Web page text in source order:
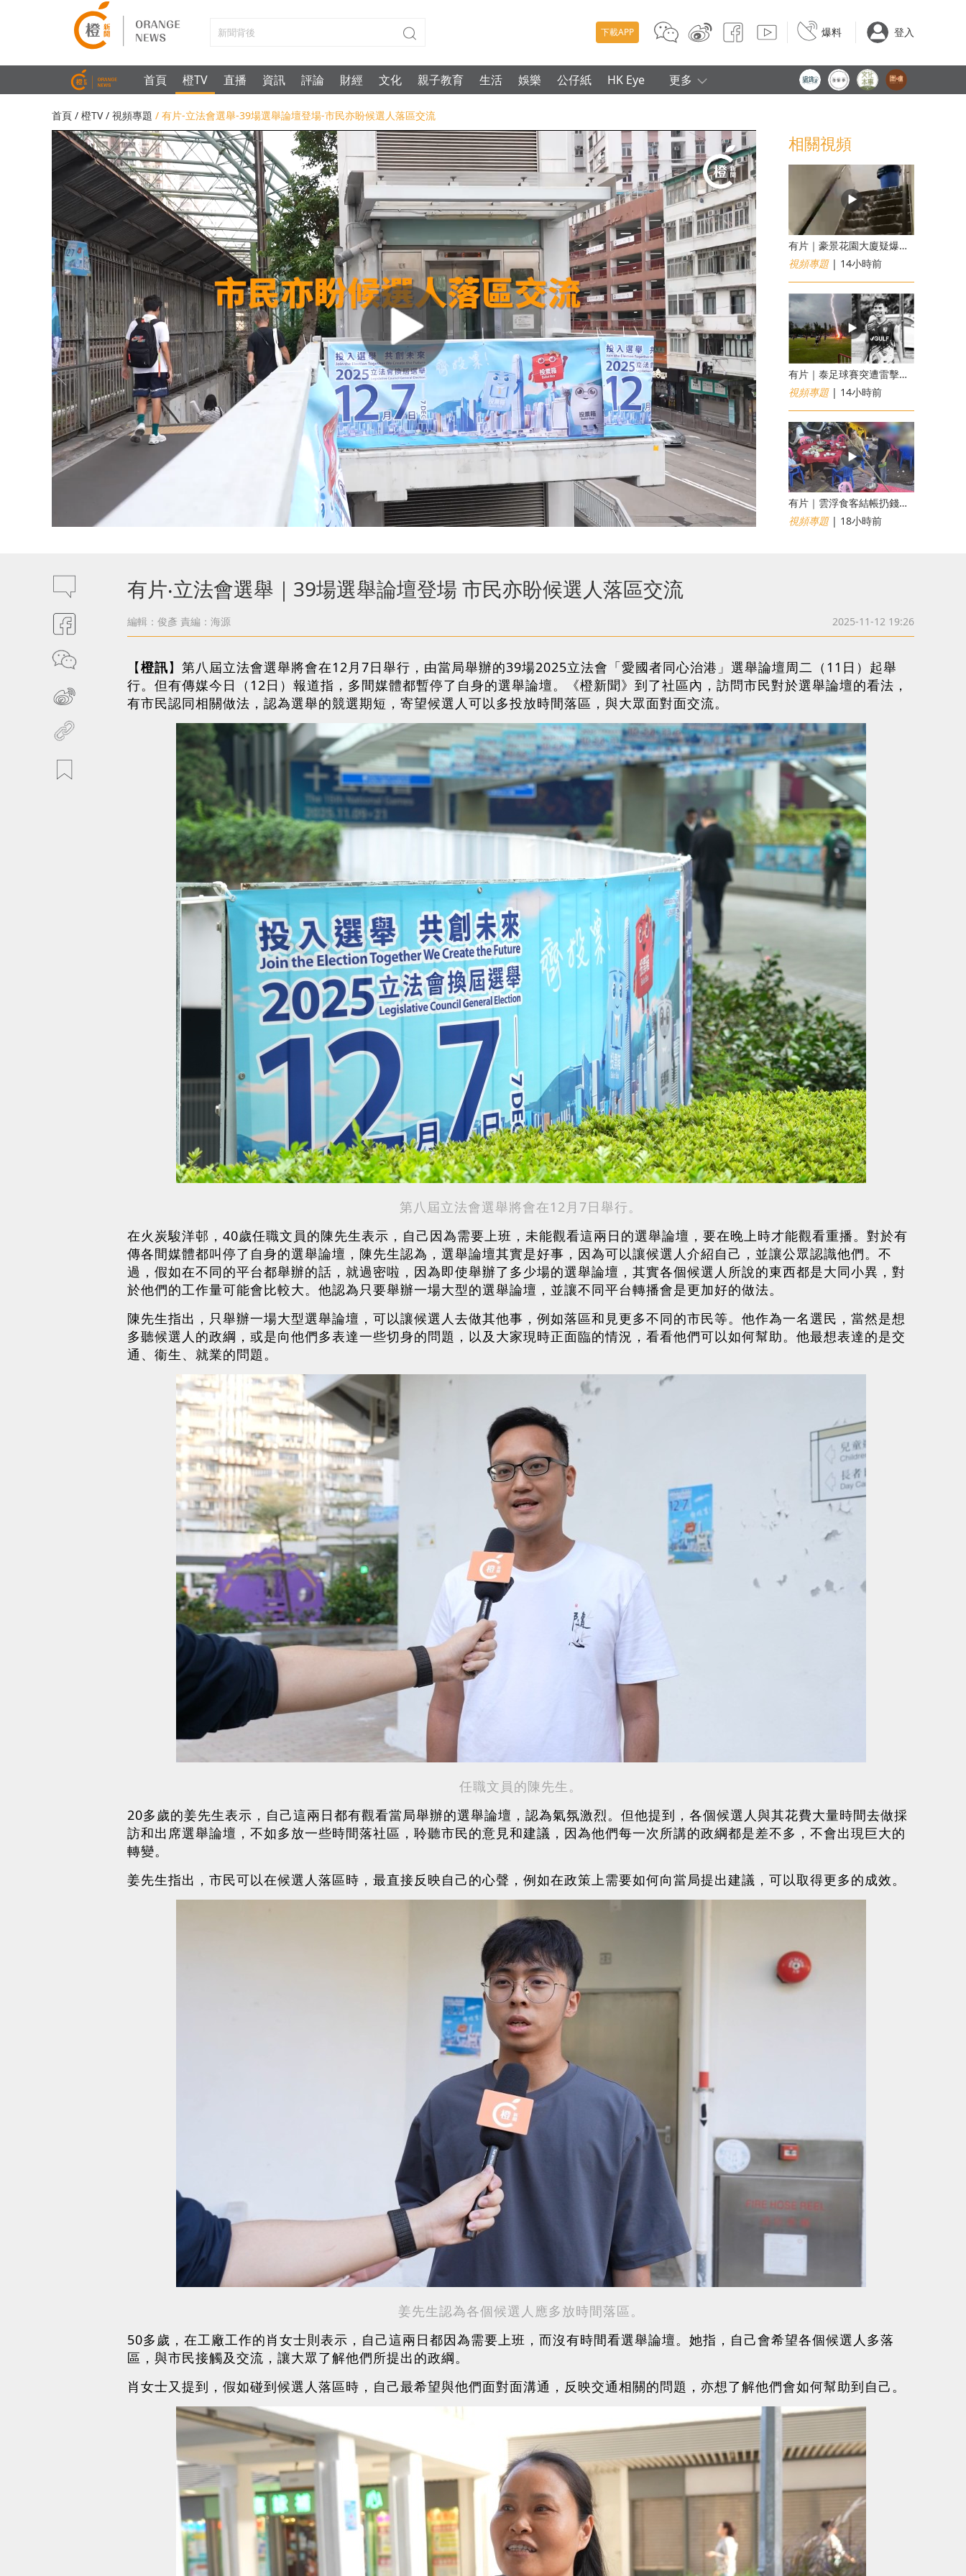
下載APP 爆料 登入
首頁 橙TV 直播 資訊 評論 財經 文化 親子教育 生活 娛樂 公仔紙 HK Eye 更多
首頁 / 橙TV/ 視頻專題 / 有片-立法會選舉-39場選舉論壇登場-市民亦盼候選人落區交流
相關視頻
有片｜豪景花園大廈疑爆消防喉 後樓梯慘變瀑布
視頻專題| 14小時前
有片｜泰足球賽突遭雷擊釀1死12傷 24歲球員被閃電劈中亡
視頻專題| 14小時前
​有片｜雲浮食客結帳扔錢落地施辱 店員找贖時還施彼身獲老闆肯定
視頻專題| 18小時前
有片‧立法會選舉｜39場選舉論壇登場 市民亦盼候選人落區交流
編輯：俊彥 責編：海源 2025-11-12 19:26
【橙訊】第八屆立法會選舉將會在12月7日舉行，由當局舉辦的39場2025立法會「愛國者同心治港」選舉論壇周二（11日）起舉
行。但有傳媒今日（12日）報道指，多間媒體都暫停了自身的選舉論壇。《橙新聞》到了社區內，訪問市民對於選舉論壇的看法，
有市民認同相關做法，認為選舉的競選期短，寄望候選人可以多投放時間落區，與大眾面對面交流。
第八屆立法會選舉將會在12月7日舉行。
在火炭駿洋邨，40歲任職文員的陳先生表示，自己因為需要上班，未能觀看這兩日的選舉論壇，要在晚上時才能觀看重播。對於有
傳各間媒體都叫停了自身的選舉論壇，陳先生認為，選舉論壇其實是好事，因為可以讓候選人介紹自己，並讓公眾認識他們。不
過，假如在不同的平台都舉辦的話，就過密啦，因為即使舉辦了多少場的選舉論壇，其實各個候選人所說的東西都是大同小異，對
於他們的工作量可能會比較大。他認為只要舉辦一場大型的選舉論壇，並讓不同平台轉播會是更加好的做法。
陳先生指出，只舉辦一場大型選舉論壇，可以讓候選人去做其他事，例如落區和見更多不同的市民等。他作為一名選民，當然是想
多聽候選人的政綱，或是向他們多表達一些切身的問題，以及大家現時正面臨的情況，看看他們可以如何幫助。他最想表達的是交
通、衞生、就業的問題。
任職文員的陳先生。
20多歲的姜先生表示，自己這兩日都有觀看當局舉辦的選舉論壇，認為氣氛激烈。但他提到，各個候選人與其花費大量時間去做採
訪和出席選舉論壇，不如多放一些時間落社區，聆聽市民的意見和建議，因為他們每一次所講的政綱都是差不多，不會出現巨大的
轉變。
姜先生指出，市民可以在候選人落區時，最直接反映自己的心聲，例如在政策上需要如何向當局提出建議，可以取得更多的成效。
姜先生認為各個候選人應多放時間落區。
50多歲，在工廠工作的肖女士則表示，自己這兩日都因為需要上班，而沒有時間看選舉論壇。她指，自己會希望各個候選人多落
區，與市民接觸及交流，讓大眾了解他們所提出的政綱。
肖女士又提到，假如碰到候選人落區時，自己最希望與他們面對面溝通，反映交通相關的問題，亦想了解他們會如何幫助到自己。